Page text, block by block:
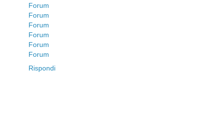
Forum
Forum
Forum
Forum
Forum
Forum
Rispondi